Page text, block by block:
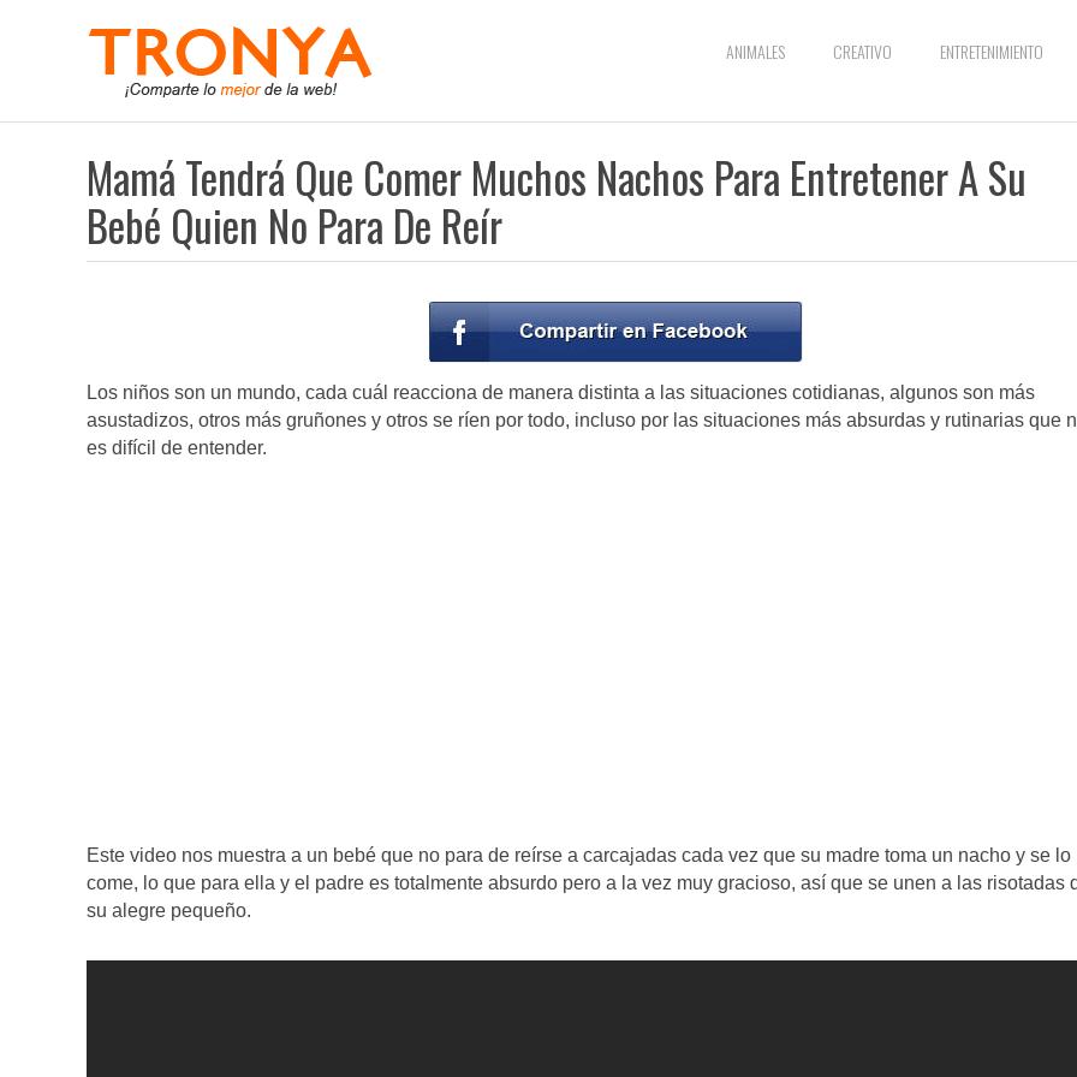
ANIMALES CREATIVO ENTRETENIMIENTO
Mamá Tendrá Que Comer Muchos Nachos Para Entretener A Su
Bebé Quien No Para De Reír
Los niños son un mundo, cada cuál reacciona de manera distinta a las situaciones cotidianas, algunos son más
asustadizos, otros más gruñones y otros se ríen por todo, incluso por las situaciones más absurdas y rutinarias que
es difícil de entender.
Este video nos muestra a un bebé que no para de reírse a carcajadas cada vez que su madre toma un nacho y se lo
come, lo que para ella y el padre es totalmente absurdo pero a la vez muy gracioso, así que se unen a las risotadas
su alegre pequeño.